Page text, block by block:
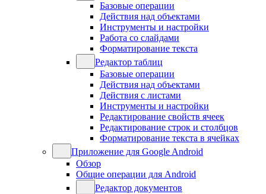
Базовые операции
Действия над объектами
Инструменты и настройки
Работа со слайдами
Форматирование текста
Редактор таблиц
Базовые операции
Действия над объектами
Действия с листами
Инструменты и настройки
Редактирование свойств ячеек
Редактирование строк и столбцов
Форматирование текста в ячейках
Приложение для Google Android
Обзор
Общие операции для Android
Редактор документов